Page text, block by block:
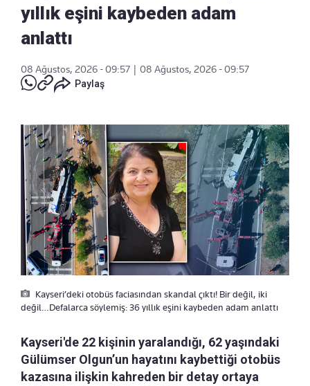
yıllık eşini kaybeden adam
anlattı
08 Ağustos, 2026 - 09:57
08 Ağustos, 2026 - 09:57
Paylaş
Kayseri’deki otobüs faciasından skandal çıktı! Bir değil, iki
değil…Defalarca söylemiş: 36 yıllık eşini kaybeden adam anlattı
Kayseri'de 22 kişinin yaralandığı, 62 yaşındaki
Gülümser Olgun’un hayatını kaybettiği otobüs
kazasına ilişkin kahreden bir detay ortaya